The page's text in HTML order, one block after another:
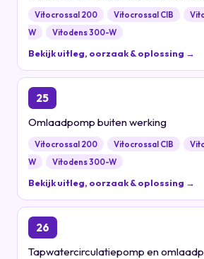
Vitocrossal 200 Vitocrossal CIB
W
Vitodens 300-W
Bekijk uitleg, oorzaak & oplossing →
25
Omlaadpomp buiten werking
Vitocrossal 200 Vitocrossal CIB
W
Vitodens 300-W
Bekijk uitleg, oorzaak & oplossing →
26
Tapwatercirculatiepomp en